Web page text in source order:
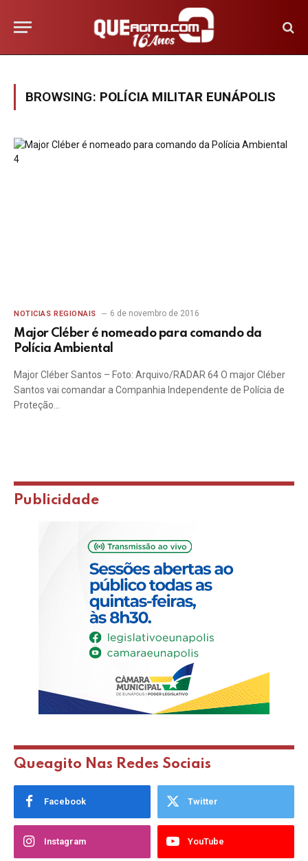
BROWSING: POLÍCIA MILITAR EUNÁPOLIS
NOTICIAS REGIONAIS 6 de novembro de 2016
Major Cléber é nomeado para comando da
Polícia Ambiental
Major Cléber Santos – Foto: Arquivo/RADAR 64 O major Cléber
Santos vai comandar a Companhia Independente de Polícia de
Proteção…
Publicidade
Queagito Nas Redes Sociais
Facebook Twitter
Instagram YouTube